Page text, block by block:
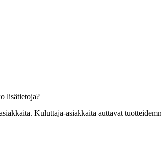
lisätietoja?
Kuluttaja-asiakkaita auttavat